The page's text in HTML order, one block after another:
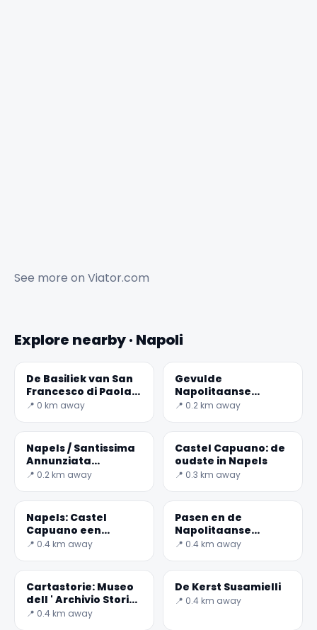
See more on Viator.com
Explore nearby · Napoli
De Basiliek van San
Francesco di Paola
in Napels
📍 0 km away
Gevulde
Napolitaanse
pepers
📍 0.2 km away
Napels / Santissima
Annunziata
Maggiore
📍 0.2 km away
Castel Capuano: de
oudste in Napels
📍 0.3 km away
Napels: Castel
Capuano een
verborgen juweel
📍 0.4 km away
Pasen en de
Napolitaanse
Casatiello
📍 0.4 km away
Cartastorie: Museo
dell ' Archivio Storico
del Banco di Napoli
📍 0.4 km away
De Kerst Susamielli
📍 0.4 km away